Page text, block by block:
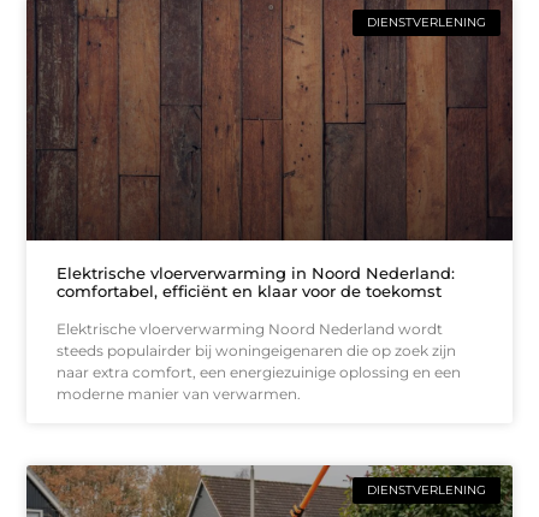
DIENSTVERLENING
Elektrische vloerverwarming in Noord Nederland:
comfortabel, efficiënt en klaar voor de toekomst
Elektrische vloerverwarming Noord Nederland wordt
steeds populairder bij woningeigenaren die op zoek zijn
naar extra comfort, een energiezuinige oplossing en een
moderne manier van verwarmen.
DIENSTVERLENING